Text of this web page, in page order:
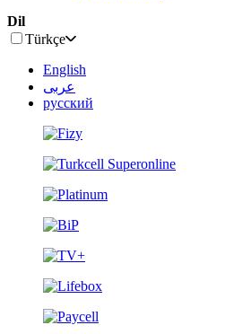
Dil
Türkçe
English
عربى
русский